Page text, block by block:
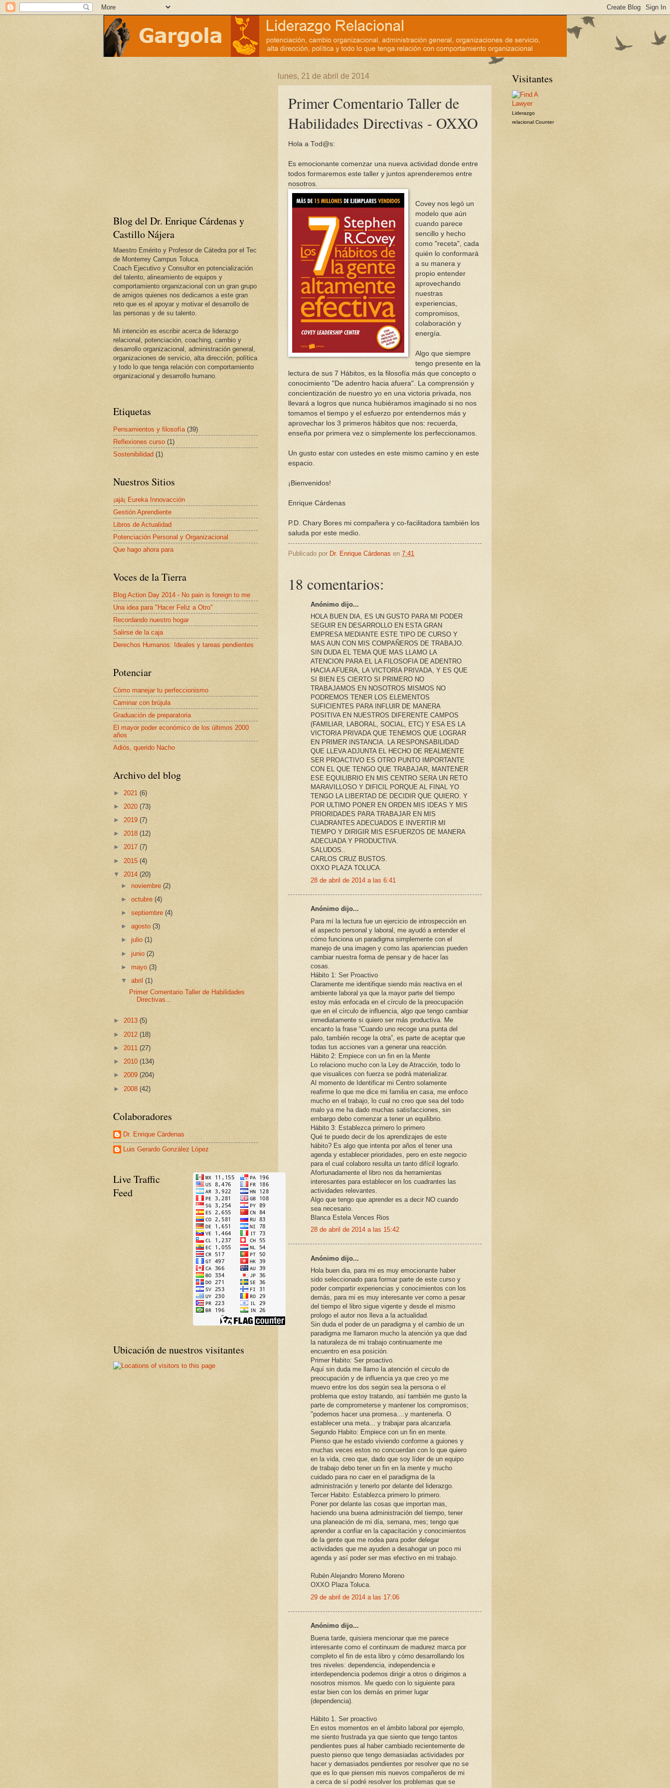
lunes, 21 de abril de 2014
Primer Comentario Taller de
Habilidades Directivas - OXXO
Hola a Tod@s:
Es emocionante comenzar una nueva actividad donde entre
todos formaremos este taller y juntos aprenderemos entre
nosotros.
Covey nos legó un
modelo que aún
cuando parece
sencillo y hecho
como "receta", cada
quién lo conformará
a su manera y
propio entender
aprovechando
nuestras
experiencias,
compromisos,
colaboración y
energía.
Algo que siempre
tengo presente en la
lectura de sus 7 Hábitos, es la filosofía más que concepto o
conocimiento "De adentro hacia afuera". La comprensión y
concientización de nuestro yo en una victoria privada, nos
llevará a logros que nunca hubiéramos imaginado si no nos
tomamos el tiempo y el esfuerzo por entendernos más y
aprovechar los 3 primeros hábitos que nos: recuerda,
enseña por primera vez o simplemente los perfeccionamos.
Un gusto estar con ustedes en este mismo camino y en este
espacio.
¡Bienvenidos!
Enrique Cárdenas
P.D. Chary Bores mi compañera y co-facilitadora también los
saluda por este medio.
Publicado por Dr. Enrique Cárdenas en 7:41
18 comentarios:
Anónimo dijo...
HOLA BUEN DIA, ES UN GUSTO PARA MI PODER
SEGUIR EN DESARROLLO EN ESTA GRAN
EMPRESA MEDIANTE ESTE TIPO DE CURSO Y
MAS AUN CON MIS COMPAÑEROS DE TRABAJO.
SIN DUDA EL TEMA QUE MAS LLAMO LA
ATENCION PARA EL LA FILOSOFIA DE ADENTRO
HACIA AFUERA, LA VICTORIA PRIVADA, Y ES QUE
SI BIEN ES CIERTO SI PRIMERO NO
TRABAJAMOS EN NOSOTROS MISMOS NO
PODREMOS TENER LOS ELEMENTOS
SUFICIENTES PARA INFLUIR DE MANERA
POSITIVA EN NUESTROS DIFERENTE CAMPOS
(FAMILIAR, LABORAL, SOCIAL, ETC) Y ESA ES LA
VICTORIA PRIVADA QUE TENEMOS QUE LOGRAR
EN PRIMER INSTANCIA. LA RESPONSABILIDAD
QUE LLEVA ADJUNTA EL HECHO DE REALMENTE
SER PROACTIVO ES OTRO PUNTO IMPORTANTE
CON EL QUE TENGO QUE TRABAJAR, MANTENER
ESE EQUILIBRIO EN MIS CENTRO SERA UN RETO
MARAVILLOSO Y DIFICIL PORQUE AL FINAL YO
TENGO LA LIBERTAD DE DECIDIR QUE QUIERO. Y
POR ULTIMO PONER EN ORDEN MIS IDEAS Y MIS
PRIORIDADES PARA TRABAJAR EN MIS
CUADRANTES ADECUADOS E INVERTIR MI
TIEMPO Y DIRIGIR MIS ESFUERZOS DE MANERA
ADECUADA Y PRODUCTIVA.
SALUDOS..
CARLOS CRUZ BUSTOS.
OXXO PLAZA TOLUCA.
28 de abril de 2014 a las 6:41
Anónimo dijo...
Para mí la lectura fue un ejercicio de introspección en
el aspecto personal y laboral, me ayudó a entender el
cómo funciona un paradigma simplemente con el
manejo de una imagen y como las apariencias pueden
cambiar nuestra forma de pensar y de hacer las
cosas.
Hábito 1: Ser Proactivo
Claramente me identifique siendo más reactiva en el
ambiente laboral ya que la mayor parte del tiempo
estoy más enfocada en el círculo de la preocupación
que en el círculo de influencia, algo que tengo cambiar
inmediatamente si quiero ser más productiva. Me
encanto la frase “Cuando uno recoge una punta del
palo, también recoge la otra”, es parte de aceptar que
todas tus acciones van a generar una reacción.
Hábito 2: Empiece con un fin en la Mente
Lo relaciono mucho con la Ley de Atracción, todo lo
que visualices con fuerza se podrá materializar.
Al momento de Identificar mi Centro solamente
reafirme lo que me dice mi familia en casa, me enfoco
mucho en el trabajo, lo cual no creo que sea del todo
malo ya me ha dado muchas satisfacciones, sin
embargo debo comenzar a tener un equilibrio.
Hábito 3: Establezca primero lo primero
Qué te puedo decir de los aprendizajes de este
hábito? Es algo que intenta por años el tener una
agenda y establecer prioridades, pero en este negocio
para el cual colaboro resulta un tanto difícil lograrlo.
Afortunadamente el libro nos da herramientas
interesantes para establecer en los cuadrantes las
actividades relevantes.
Algo que tengo que aprender es a decir NO cuando
sea necesario.
Blanca Estela Vences Rios
28 de abril de 2014 a las 15:42
Anónimo dijo...
Hola buen dia, para mi es muy emocionante haber
sido seleccionado para formar parte de este curso y
poder compartir experiencias y conocimientos con los
demás, para mi es muy interesante ver como a pesar
del tiempo el libro sigue vigente y desde el mismo
prologo el autor nos lleva a la actualidad.
Sin duda el poder de un paradigma y el cambio de un
paradigma me llamaron mucho la atención ya que dad
la naturaleza de mi trabajo continuamente me
encuentro en esa posición.
Primer Habito: Ser proactivo.
Aquí sin duda me llamo la atención el circulo de
preocupación y de influencia ya que creo yo me
muevo entre los dos según sea la persona o el
problema que estoy tratando, así también me gusto la
parte de comprometerse y mantener los compromisos;
"podemos hacer una promesa....y mantenerla. O
establecer una meta... y trabajar para alcanzarla.
Segundo Habito: Empiece con un fin en mente.
Pienso que he estado viviendo conforme a guiones y
muchas veces estos no concuerdan con lo que quiero
en la vida, creo que, dado que soy líder de un equipo
de trabajo debo tener un fin en la mente y mucho
cuidado para no caer en el paradigma de la
administración y tenerlo por delante del liderazgo.
Tercer Habito: Establezca primero lo primero.
Poner por delante las cosas que importan mas,
haciendo una buena administración del tiempo, tener
una planeación de mi día, semana, mes; tengo que
aprender a confiar en la capacitación y conocimientos
de la gente que me rodea para poder delegar
actividades que me ayuden a desahogar un poco mi
agenda y así poder ser mas efectivo en mi trabajo.
Rubén Alejandro Moreno Moreno
OXXO Plaza Toluca.
29 de abril de 2014 a las 17:06
Anónimo dijo...
Buena tarde, quisiera mencionar que me parece
interesante como el continuum de madurez marca por
completo el fin de esta libro y cómo desarrollando los
tres niveles: dependencia, independencia e
interdependencia podemos dirigir a otros o dirigirnos a
nosotros mismos. Me quedo con lo siguiente para
estar bien con los demás en primer lugar
(dependencia).
Hábito 1. Ser proactivo
En estos momentos en el ámbito laboral por ejemplo,
me siento frustrada ya que siento que tengo tantos
pendientes pues al haber cambiado recientemente de
puesto pienso que tengo demasiadas actividades por
hacer y demasiados pendientes por resolver que no se
que es lo que piensen mis nuevos compañeros de mi
a cerca de sí podré resolver los problemas que se
Blog del Dr. Enrique Cárdenas y
Castillo Nájera
Maestro Emérito y Profesor de Cátedra por el Tec
de Monterrey Campus Toluca.
Coach Ejecutivo y Consultor en potencialización
del talento, alineamiento de equipos y
comportamiento organizacional con un gran grupo
de amigos quienes nos dedicamos a este gran
reto que es el apoyar y motivar el desarrollo de
las personas y de su talento.
Mi intención es escribir acerca de liderazgo
relacional, potenciación, coaching, cambio y
desarrollo organizacional, administración general,
organizaciones de servicio, alta dirección, política
y todo lo que tenga relación con comportamiento
organizacional y desarrollo humano.
Etiquetas
Pensamientos y filosofía (39)
Reflexiones curso (1)
Sostenibilidad (1)
Nuestros Sitios
¡ajá¡ Eureka Innovacción
Gestión Aprendiente
Libros de Actualidad
Potenciación Personal y Organizacional
Que hago ahora para
Voces de la Tierra
Blog Action Day 2014 - No pain is foreign to me
Una idea para "Hacer Feliz a Otro"
Recordando nuestro hogar
Salirse de la caja
Derechos Humanos: Ideales y tareas pendientes
Potenciar
Cómo manejar tu perfeccionismo
Caminar con brújula
Graduación de preparatoria
El mayor poder económico de los últimos 2000
años
Adiós, querido Nacho
Archivo del blog
► 2021 (6)
► 2020 (73)
► 2019 (7)
► 2018 (12)
► 2017 (7)
► 2015 (4)
▼ 2014 (20)
► noviembre(2)
►octubre(4)
►septiembre(4)
►agosto(3)
►julio(1)
►junio(2)
►mayo(3)
▼abril(1)
Primer Comentario Taller de Habilidades
Directivas...
► 2013 (5)
► 2012 (18)
► 2011 (27)
► 2010 (134)
► 2009 (204)
► 2008 (42)
Colaboradores
Dr. Enrique Cárdenas
Luis Gerardo González López
Live Traffic
Feed
Ubicación de nuestros visitantes
Visitantes
Liderazgo
relacional Counter